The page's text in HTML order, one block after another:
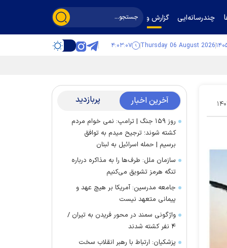
چندرسانه‌ایی گزارش و گفت‌وگو
Thursday 06 August 2026 ۴:۰۳:۰۸
۰۴ آخرین اخبار پربازدید
روز ۱۵۹ جنگ | ترامپ: نمی خوام مردم
کشته شوند؛ ترجیح میدم به توافق
برسیم | حمله اسرائیل به لبنان
سازمان ملل: طرف‌ها را به مذاکره درباره
تنگه هرمز تشویق می‌کنیم
جامعه مدرسین: آمریکا بر هیچ عهد و
پیمانی متعهد نیست
واژگونی سمند در محور فریدن به تیران /
۴ نفر کشته شدند
پزشکیان: ارتباط با رهبر انقلاب سخت